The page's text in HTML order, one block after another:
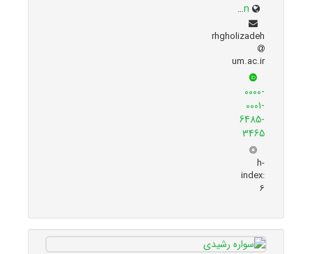
prof.um.ac.ir/rezvan
rhgholizadeh
um.ac.ir
0000-
0001-
6485-
3465
h-
index:
6